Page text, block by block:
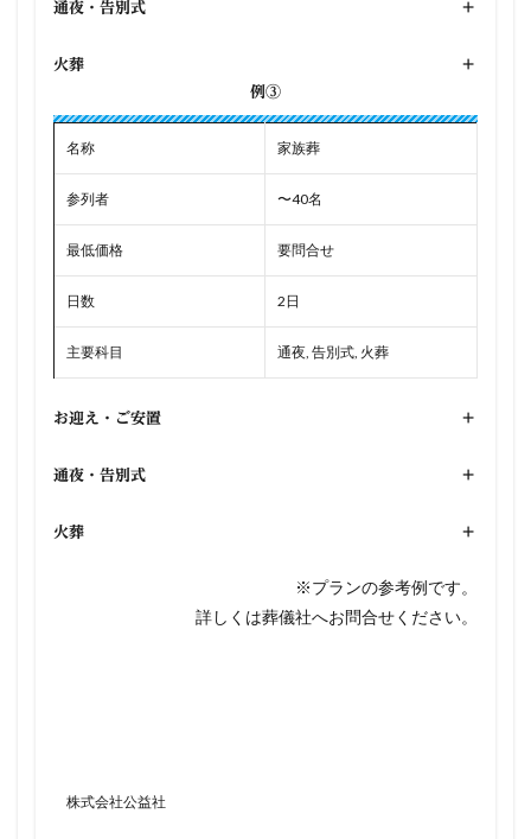
通夜・告別式 +
火葬
+
例③
名称 家族葬
参列者 〜40名
最低価格 要問合せ
日数 2日
主要科目 通夜, 告別式, 火葬
お迎え・ご安置 +
通夜・告別式 +
火葬 +
※プランの参考例です。
詳しくは葬儀社へお問合せください。
株式会社公益社